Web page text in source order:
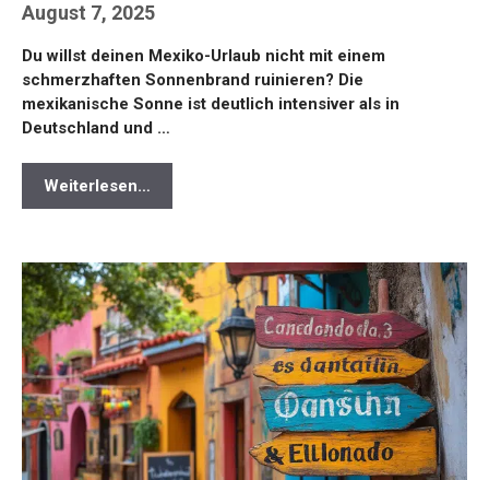
August 7, 2025
Du willst deinen Mexiko-Urlaub nicht mit einem
schmerzhaften Sonnenbrand ruinieren? Die
mexikanische Sonne ist deutlich intensiver als in
Deutschland und …
Weiterlesen…